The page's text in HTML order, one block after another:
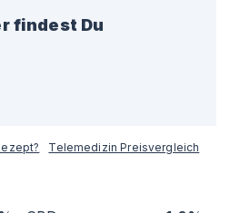
findest Du
Telemedizin Preisvergleich